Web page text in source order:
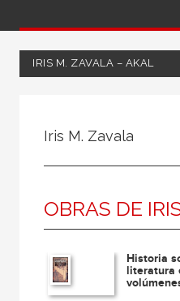
IRIS M. ZAVALA – AKAL
Coordinador
Editor
Editora
Escritor
Iris M. Zavala
OBRAS DE
Historia
literatura